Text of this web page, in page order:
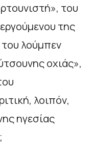
του
της
λούμπεν
οχιάς»,
λοιπόν,
ηγεσίας